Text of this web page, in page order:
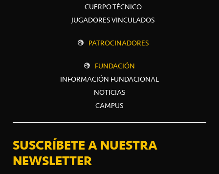
CUERPO TÉCNICO
JUGADORES VINCULADOS
PATROCINADORES
FUNDACIÓN
INFORMACIÓN FUNDACIONAL
NOTICIAS
CAMPUS
SUSCRÍBETE A NUESTRA
NEWSLETTER